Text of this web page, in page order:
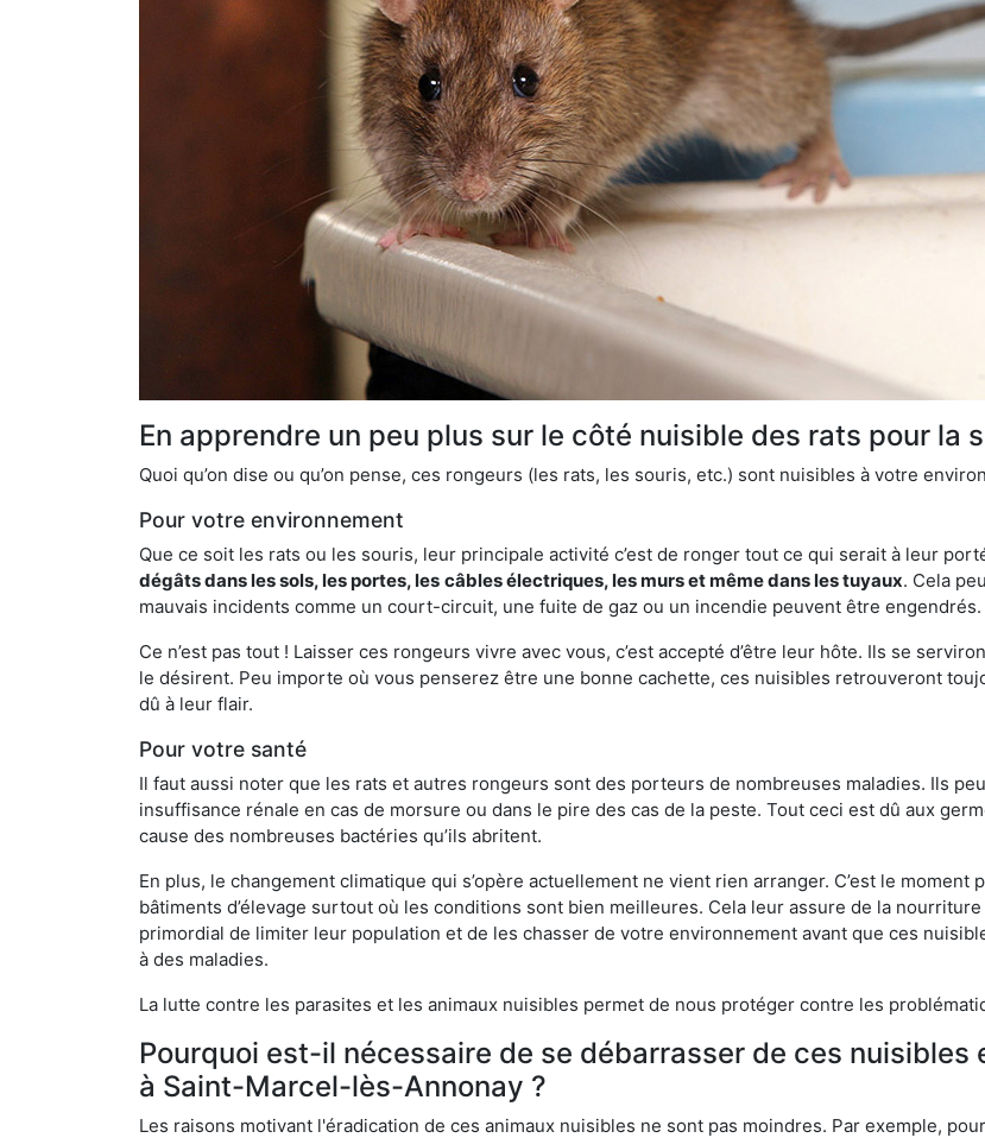
En apprendre un peu plus sur le côté nuisible des rats pour la
Quoi qu’on dise ou qu’on pense, ces rongeurs (les rats, les souris, etc.) sont nuisibles à votre
Pour votre environnement
Que ce soit les rats ou les souris, leur principale activité c’est de ronger tout ce qui serait à leur
dégâts dans les sols, les portes, les câbles électriques, les murs et même dans les tuyaux. Cela
mauvais incidents comme un court-circuit, une fuite de gaz ou un incendie peuvent être engendrés.
Ce n’est pas tout ! Laisser ces rongeurs vivre avec vous, c’est accepté d’être leur hôte. Ils se
le désirent. Peu importe où vous penserez être une bonne cachette, ces nuisibles retrouveront
dû à leur flair.
Pour votre santé
Il faut aussi noter que les rats et autres rongeurs sont des porteurs de nombreuses maladies. Ils
insuffisance rénale en cas de morsure ou dans le pire des cas de la peste. Tout ceci est dû aux
cause des nombreuses bactéries qu’ils abritent.
En plus, le changement climatique qui s’opère actuellement ne vient rien arranger. C’est le
bâtiments d’élevage surtout où les conditions sont bien meilleures. Cela leur assure de la
primordial de limiter leur population et de les chasser de votre environnement avant que ces
à des maladies.
La lutte contre les parasites et les animaux nuisibles permet de nous protéger contre les
Pourquoi est-il nécessaire de se débarrasser de ces
à Saint-Marcel-lès-Annonay ?
Les raisons motivant l'éradication de ces animaux nuisibles ne sont pas moindres. Par exemple,